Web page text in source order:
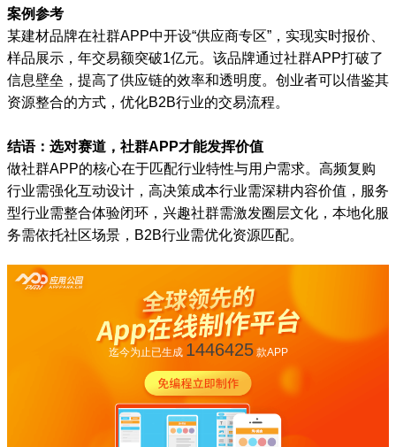
案例参考
某建材品牌在社群APP中开设“供应商专区”，实现实时报价、
样品展示，年交易额突破1亿元。该品牌通过社群APP打破了
信息壁垒，提高了供应链的效率和透明度。创业者可以借鉴其
资源整合的方式，优化B2B行业的交易流程。
结语：选对赛道，社群APP才能发挥价值
做社群APP的核心在于匹配行业特性与用户需求。高频复购
行业需强化互动设计，高决策成本行业需深耕内容价值，服务
型行业需整合体验闭环，兴趣社群需激发圈层文化，本地化服
务需依托社区场景，B2B行业需优化资源匹配。
迄今为止已生成 1446425款APP